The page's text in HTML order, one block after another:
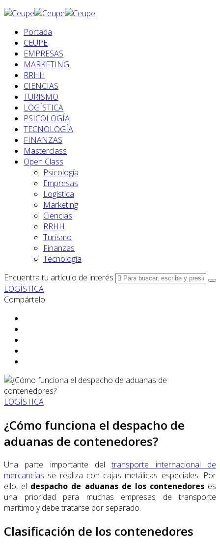
Portada
CEUPE
EMPRESAS
MARKETING
RRHH
CIENCIAS
TURISMO
LOGÍSTICA
PSICOLOGÍA
TECNOLOGÍA
FINANZAS
Masterclass
Open Class
Psicología
Empresas
Logística
Marketing
Ciencias
RRHH
Turismo
Finanzas
Tecnología
Encuentra tu artículo de interés
LOGÍSTICA
Compártelo
LOGÍSTICA
¿Cómo funciona el despacho de
aduanas de contenedores?
Una parte importante deltransporte internacional de
mercancías se realiza con cajas metálicas especiales. Por
ello, el despacho de aduanas de los contenedoreses
una prioridad para muchas empresas de transporte
marítimo y debe tratarse por separado.
Clasificación de los contenedores